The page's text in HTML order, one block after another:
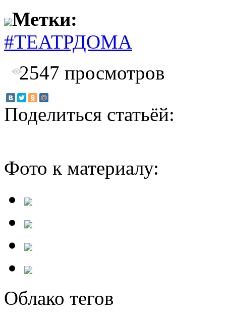
Метки:
#ТЕАТРДОМА
2547 просмотров
Поделиться статьёй:
Фото к материалу:
Облако тегов